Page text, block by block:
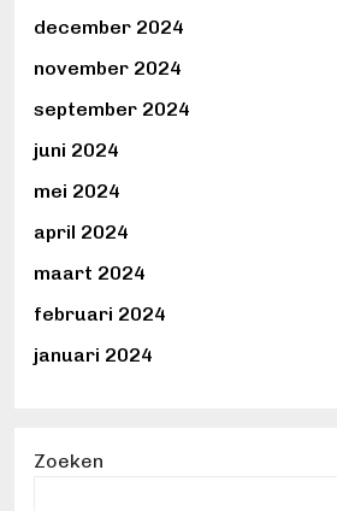
december 2024
november 2024
september 2024
juni 2024
mei 2024
april 2024
maart 2024
februari 2024
januari 2024
Zoeken